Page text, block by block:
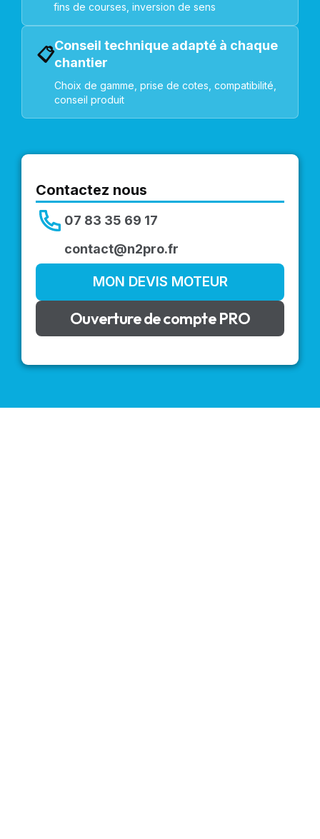
fins de courses, inversion de sens
📋Conseil technique adapté à chaque
chantier
Choix de gamme, prise de cotes, compatibilité,
conseil produit
Contactez nous
07 83 35 69 17
contact@n2pro.fr
MON DEVIS MOTEUR
Ouverture de compte PRO